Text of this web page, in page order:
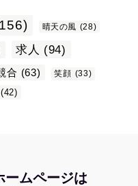
晴天の風 (28)
求人 (94)
合 (63) 笑顔 (33)
(42)
ームページは